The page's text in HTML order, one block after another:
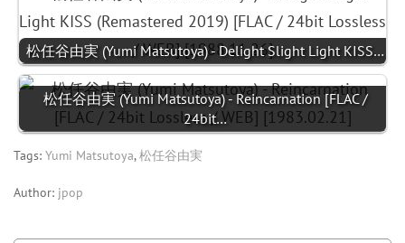
松任谷由実 (Yumi Matsutoya) - Delight Slight Light KISS…
松任谷由実 (Yumi Matsutoya) - Reincarnation [FLAC /
24bit…
Tags: Yumi Matsutoya,松任谷由実
Author: jpop